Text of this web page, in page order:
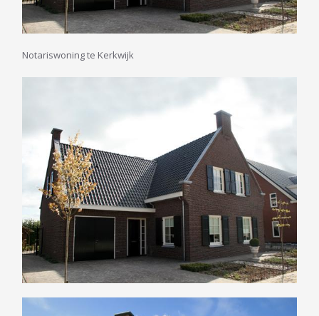
Notariswoning te Kerkwijk